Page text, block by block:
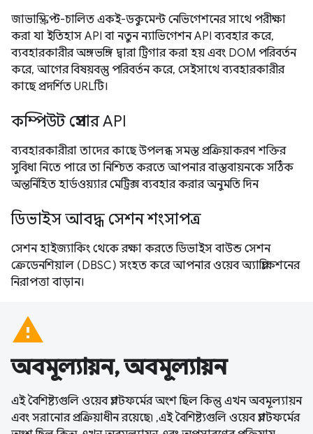
জাভাস্ক্রিপ্ট-চালিত একই-ডকুমেন্ট নেভিগেশনের সাথে পরীক্ষা
করা যা ইতিহাস API বা নতুন ন্যাভিগেশন API ব্যবহার করে,
ব্যবহারকারীর অঙ্গভঙ্গি দ্বারা ট্রিগার করা হয় এবং DOM পরিবর্তন
করে, আগের বিষয়বস্তু পরিবর্তন করে, সেইসাথে ব্যবহারকারীর
কাছে প্রদর্শিত URLটি।
কম্পিউট প্রেসার API
ব্যবহারকারীরা তাদের কাছে উপলব্ধ সমস্ত প্রক্রিয়াকরণ শক্তির
সুবিধা নিতে পারে তা নিশ্চিত করতে আপনার বাস্তবায়নকে সঠিক
অন্তর্নিহিত হার্ডওয়্যার মেট্রিক্স ব্যবহার করার অনুমতি দিন
ডিভাইস আবদ্ধ সেশন শংসাপত্র
সেশন হাইজ্যাকিং থেকে রক্ষা করতে ডিভাইস বাউন্ড সেশন
ক্রেডেনশিয়াল (DBSC) সংহত করে আপনার ওয়েব অ্যাপ্লিকেশনের
নিরাপত্তা বাড়ান।
warning
অবমূল্যায়ন, অবমূল্যায়ন
এই বৈশিষ্ট্যগুলি ওয়েব প্ল্যাটফর্মের অংশ ছিল কিন্তু এখন অবমূল্যায়ন
এবং সরানোর প্রক্রিয়াধীন রয়েছে৷ ,এই বৈশিষ্ট্যগুলি ওয়েব প্ল্যাটফর্মের